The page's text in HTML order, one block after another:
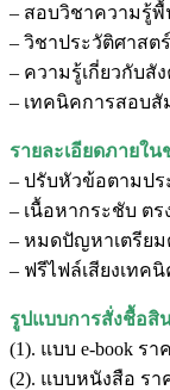
– สอบวิชาความรู้พื้
– วิชาประวัติศาส
– ความรู้เกี่ยวกับสั
– เทคนิคการสอบ
รายละเอียดภายใ
– ปรับหัวข้อตามป
– เนื้อหากระชับ ตร
– หมดปัญหาเตรีย
– ฟรีไฟล์เสียงเท
รูปแบบการสั่งชื้อสิ
(1). แบบ e-book ร
(2). แบบหนังสือ รา